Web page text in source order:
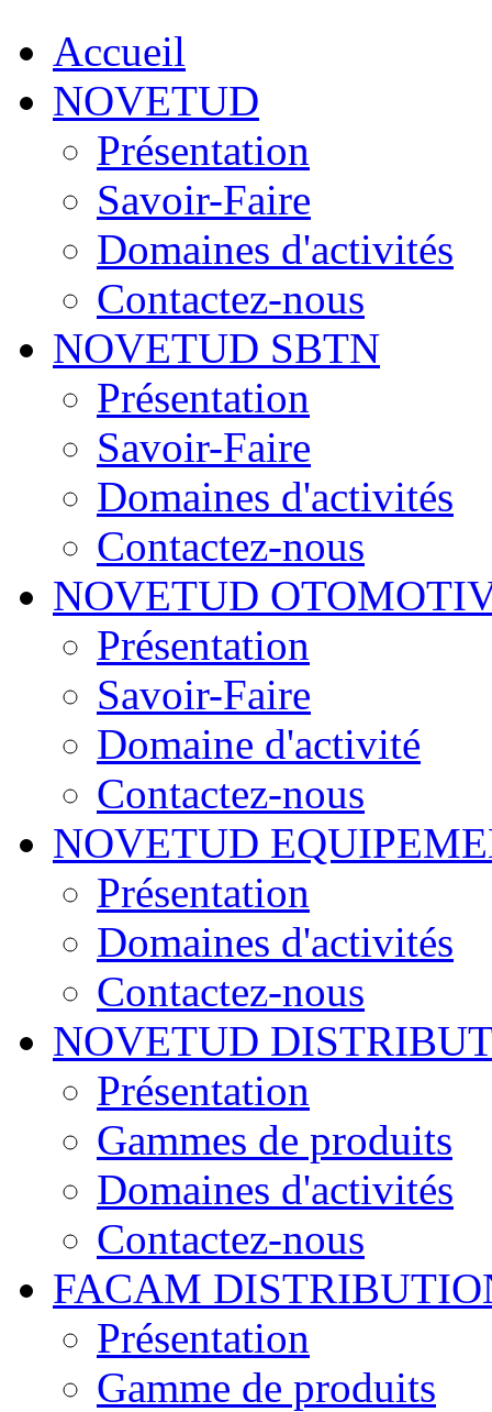
Accueil
NOVETUD
Présentation
Savoir-Faire
Domaines d'activités
Contactez-nous
NOVETUD SBTN
Présentation
Savoir-Faire
Domaines d'activités
Contactez-nous
NOVETUD
Présentation
Savoir-Faire
Domaine d'activité
Contactez-nous
NOVETUD
Présentation
Domaines d'activités
Contactez-nous
NOVETUD
Présentation
Gammes de produits
Domaines d'activités
Contactez-nous
FACAM
Présentation
Gamme de produits